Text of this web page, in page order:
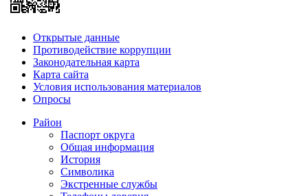
Открытые данные
Противодействие коррупции
Законодательная карта
Карта сайта
Условия использования материалов
Опросы
Район
Паспорт округа
Общая информация
История
Символика
Экстренные службы